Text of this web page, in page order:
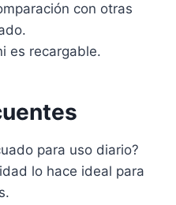
con otras
es recargable.
para uso diario?
lo hace ideal para